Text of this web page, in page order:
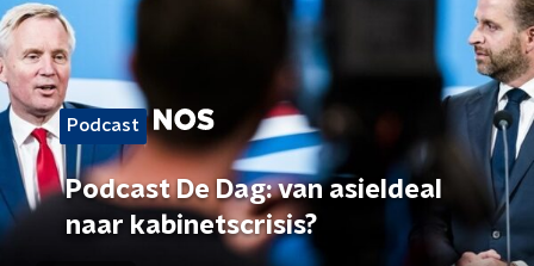
Podcast
Podcast De Dag: van asieldeal
naar kabinetscrisis?